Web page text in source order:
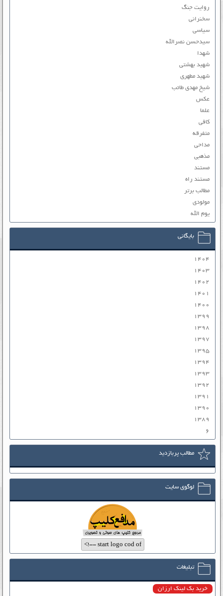
روایت جنگ
سخنرانی
سیاسی
سیدحسن نصرالله
شهدا
شهید بهشتی
شهید مطهری
شیخ مهدی طائب
عکس
علما
کافی
متفرقه
مداحی
مذهبی
مستند
مستند راه
مطالب برتر
مولودی
یوم الله
بایگانی
۱۴۰۴
۱۴۰۳
۱۴۰۲
۱۴۰۱
۱۴۰۰
۱۳۹۹
۱۳۹۸
۱۳۹۷
۱۳۹۵
۱۳۹۴
۱۳۹۳
۱۳۹۲
۱۳۹۱
۱۳۹۰
۱۳۸۹
۶
مطالب پربازدید
لوگوی سایت
تبلیغات
خرید بک لینک ارزان